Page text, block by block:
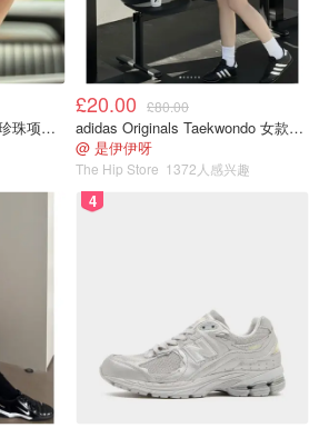
Prestige Necklace 大溪地珍珠项链 10-11mm
£20.00 £80.00
adidas Originals Taekwondo 女款黑色运动鞋
@ 是伊伊呀
The Hip Store 1372人感兴趣
4